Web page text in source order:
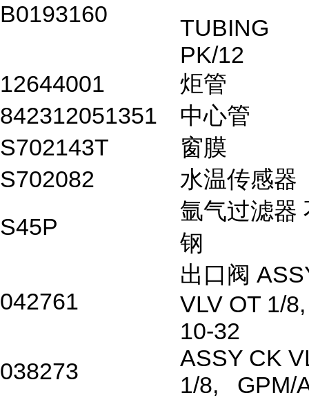
B0193160
PK/12
12644001
炬管
842312051351
中心管
S702143T
窗膜
S702082
水温传感器
S45P
氩气过滤器
钢
042761
出口阀
VLV OT 1/8,
10-32
038273
ASSY CK
1/8, GPM/